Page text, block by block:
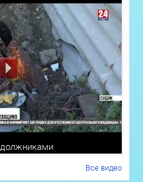
Все видео